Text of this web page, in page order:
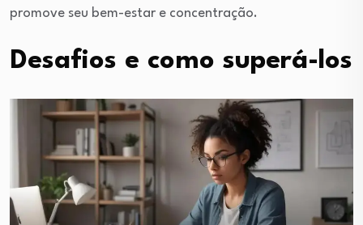
promove seu bem-estar e concentração.
Desafios e como superá-los